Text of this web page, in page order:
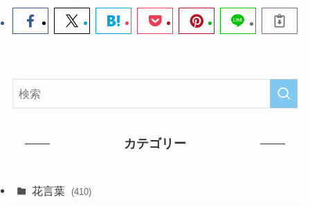
カテゴリー
花言葉 (410)